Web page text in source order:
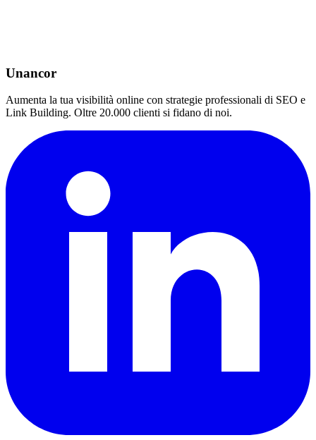
Unancor
Aumenta la tua visibilità online con strategie professionali di SEO e
Link Building. Oltre 20.000 clienti si fidano di noi.